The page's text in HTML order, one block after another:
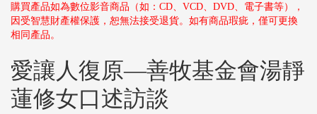
購買產品如為數位影音商品（如：CD、VCD、DVD、電子書等），
因受智慧財產權保護，恕無法接受退貨。如有商品瑕疵，僅可更換
相同產品。
愛讓人復原—善牧基金會湯靜
蓮修女口述訪談